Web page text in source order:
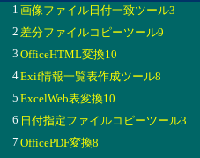
1 画像ファイル日付一致ツール3
2 差分ファイルコピーツール9
3 OfficeHTML変換10
4Exif情報一覧表作成ツール8
5 ExcelWeb表変換10
6 日付指定ファイルコピーツール3
7 OfficePDF変換8